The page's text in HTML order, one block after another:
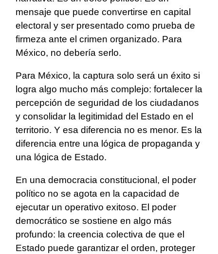
mensaje que puede convertirse en capital
electoral y ser presentado como prueba de
firmeza ante el crimen organizado. Para
México, no debería serlo.
Para México, la captura solo será un éxito si
logra algo mucho más complejo: fortalecer la
percepción de seguridad de los ciudadanos
y consolidar la legitimidad del Estado en el
territorio. Y esa diferencia no es menor. Es la
diferencia entre una lógica de propaganda y
una lógica de Estado.
En una democracia constitucional, el poder
político no se agota en la capacidad de
ejecutar un operativo exitoso. El poder
democrático se sostiene en algo más
profundo: la creencia colectiva de que el
Estado puede garantizar el orden, proteger